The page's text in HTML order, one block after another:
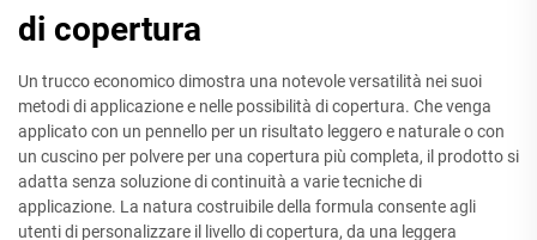
di copertura
Un trucco economico dimostra una notevole versatilità nei suoi
metodi di applicazione e nelle possibilità di copertura. Che venga
applicato con un pennello per un risultato leggero e naturale o con
un cuscino per polvere per una copertura più completa, il prodotto si
adatta senza soluzione di continuità a varie tecniche di
applicazione. La natura costruibile della formula consente agli
utenti di personalizzare il livello di copertura, da una leggera